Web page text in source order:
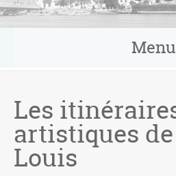
Menu
Les
artistiques
Louis